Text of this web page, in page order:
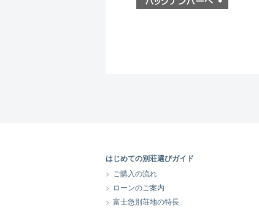
はじめての別荘選びガイド
ご購入の流れ
ローンのご案内
富士急別荘地の特長